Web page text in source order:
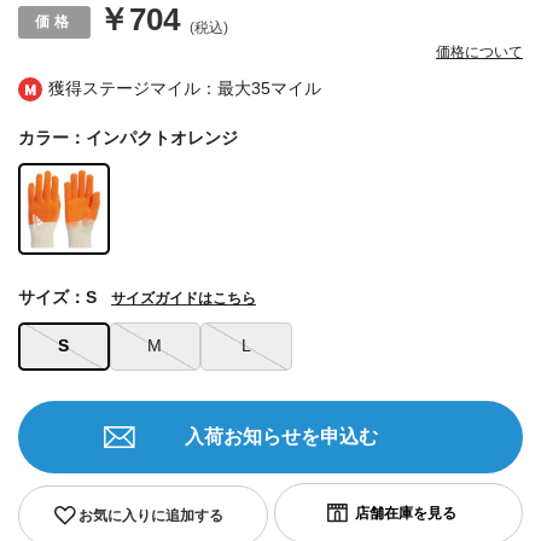
獲得ステージマイル：最大35マイル
￥704 (税込)
価格について
カラー：インパクトオレンジ
S M L
サイズ：S サイズガイドはこちら
お気に入りに追加する
入荷お知らせを申込む